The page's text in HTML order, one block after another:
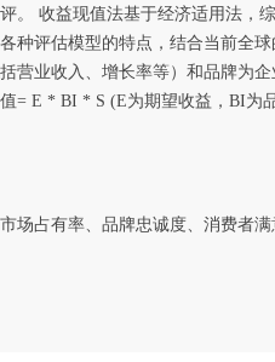
。 收益现值法基于经济适用法，
种评估模型的特点，结合当前全
营业收入、增长率等）和品牌为
= E * BI * S (E为期望收益，BI为
占有率、品牌忠诚度、消费者满